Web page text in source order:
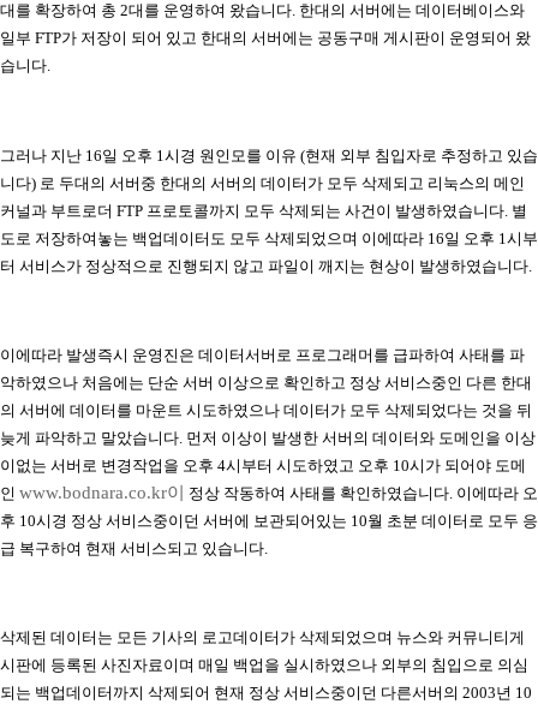
대를 확장하여 총 2대를 운영하여 왔습니다. 한대의 서버에는 데이터베이스와
일부 FTP가 저장이 되어 있고 한대의 서버에는 공동구매 게시판이 운영되어 왔
습니다.
그러나 지난 16일 오후 1시경 원인모를 이유 (현재 외부 침입자로 추정하고 있습
니다) 로 두대의 서버중 한대의 서버의 데이터가 모두 삭제되고 리눅스의 메인
커널과 부트로더 FTP 프로토콜까지 모두 삭제되는 사건이 발생하였습니다. 별
도로 저장하여놓는 백업데이터도 모두 삭제되었으며 이에따라 16일 오후 1시부
터 서비스가 정상적으로 진행되지 않고 파일이 깨지는 현상이 발생하였습니다.
이에따라 발생즉시 운영진은 데이터서버로 프로그래머를 급파하여 사태를 파
악하였으나 처음에는 단순 서버 이상으로 확인하고 정상 서비스중인 다른 한대
의 서버에 데이터를 마운트 시도하였으나 데이터가 모두 삭제되었다는 것을 뒤
늦게 파악하고 말았습니다. 먼저 이상이 발생한 서버의 데이터와 도메인을 이상
이없는 서버로 변경작업을 오후 4시부터 시도하였고 오후 10시가 되어야 도메
인 www.bodnara.co.kr이
정상 작동하여 사태를 확인하였습니다. 이에따라 오
후 10시경 정상 서비스중이던 서버에 보관되어있는 10월 초분 데이터로 모두 응
급 복구하여 현재 서비스되고 있습니다.
삭제된 데이터는 모든 기사의 로고데이터가 삭제되었으며 뉴스와 커뮤니티게
시판에 등록된 사진자료이며 매일 백업을 실시하였으나 외부의 침입으로 의심
되는 백업데이터까지 삭제되어 현재 정상 서비스중이던 다른서버의 2003년 10